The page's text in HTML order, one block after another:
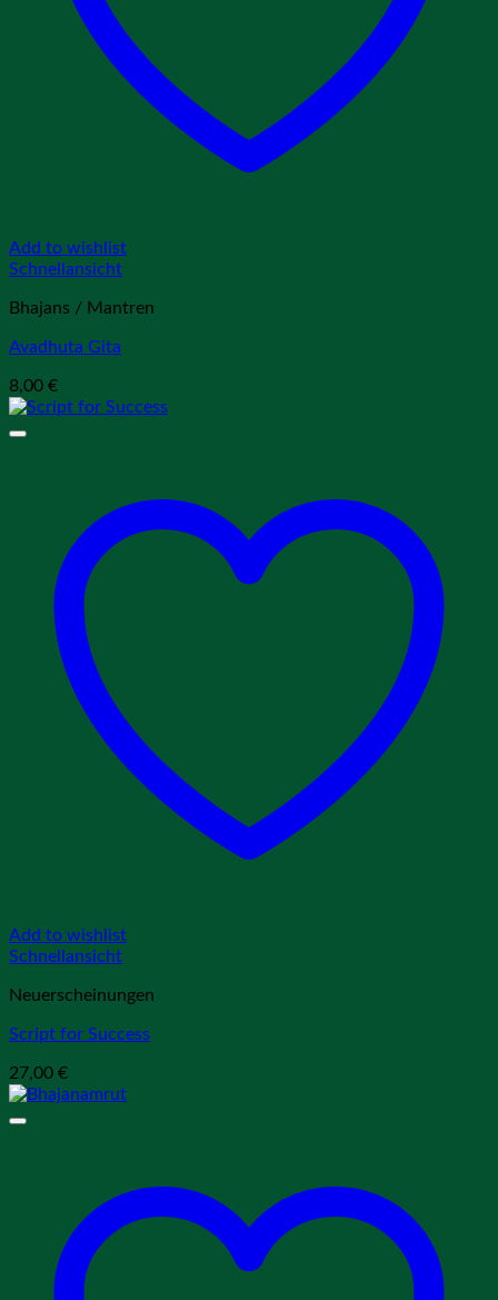
Add to wishlist
Schnellansicht
Bhajans / Mantren
Avadhuta Gita
8,00 €
Add to wishlist
Schnellansicht
Neuerscheinungen
Script for Success
27,00 €